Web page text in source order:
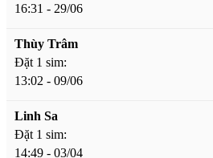
16:31 - 29/06
Thùy Trâm
Đặt 1 sim:
13:02 - 09/06
Linh Sa
Đặt 1 sim:
14:49 - 03/04